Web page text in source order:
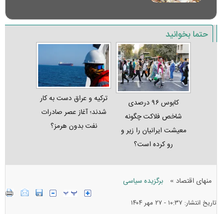
حتما بخوانید
کابوس ۹۶ درصدی
شاخص فلاکت چگونه
معیشت ایرانیان را زیر و
رو کرده است؟
ترکیه و عراق دست به کار
شدند؛ آغاز عصر صادرات
نفت بدون هرمز؟
منهای اقتصاد » برگزیده سیاسی
تاریخ انتشار: ۱۰:۳۷ - ۲۷ مهر ۱۴۰۴